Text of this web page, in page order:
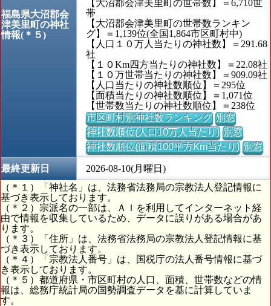
福島県大沼郡会
津美里町の神社
情報(＊５)
【大沼郡会津美里町の世帯数】＝6,710世
帯
【大沼郡会津美里町の世帯数ランキン
グ】＝1,139位(全国1,864市区町村中)
【人口１０万人当たりの神社数】＝291.68
社
【１０Km四方当たりの神社数】＝22.08社
【１０万世帯当たりの神社数】＝909.09社
【人口当たりの神社数順位】＝295位
【面積当たりの神社数順位】＝1,071位
【世帯数当たりの神社数順位】＝238位
市区町村別神社数ランキング 別窓
神社数順位(人口10万人当たり) 別窓
神社数順位(面積100平方Km当たり) 別窓
最終更新日
2026-08-10(月曜日)
（＊１）「神社名」は、法務省法務局の宗教法人登記情報に
基づき表示しております。
（＊２）宗派名の一部は、ＡＩを利用してインターネット経
由で情報を収集しているため、データに誤りがある場合があ
ります。
（＊３）「住所」は、法務省法務局の宗教法人登記情報に基
づき表示しております。
（＊４）「宗教法人番号」は、国税庁の法人番号情報に基づ
き表示しております。
（＊５）都道府県・市区町村の人口、面積、世帯数などの情
報は、総務庁統計局の国勢調査データを基に計算していま
す。